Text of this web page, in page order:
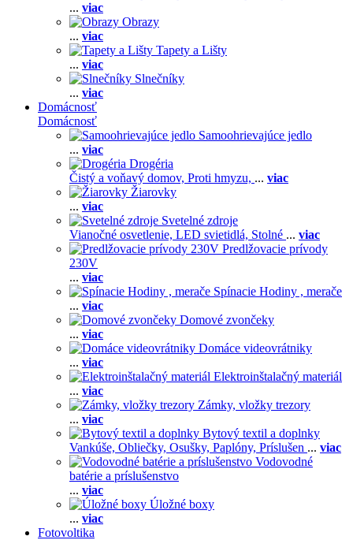
... viac
Obrazy
... viac
Tapety a Lišty
... viac
Slnečníky
... viac
Domácnosť
Domácnosť
Samoohrievajúce jedlo
... viac
Drogéria
Čistý a voňavý domov, Proti hmyzu, ... viac
Žiarovky
... viac
Svetelné zdroje
Vianočné osvetlenie, LED svietidlá, Stolné ... viac
Predlžovacie prívody
230V
... viac
Spínacie Hodiny , merače
... viac
Domové zvončeky
... viac
Domáce videovrátniky
... viac
Elektroinštalačný materiál
... viac
Zámky, vložky trezory
... viac
Bytový textil a doplnky
Vankúše, Obliečky, Osušky, Paplóny, Príslušen ... viac
Vodovodné
batérie a príslušenstvo
... viac
Úložné boxy
... viac
Fotovoltika